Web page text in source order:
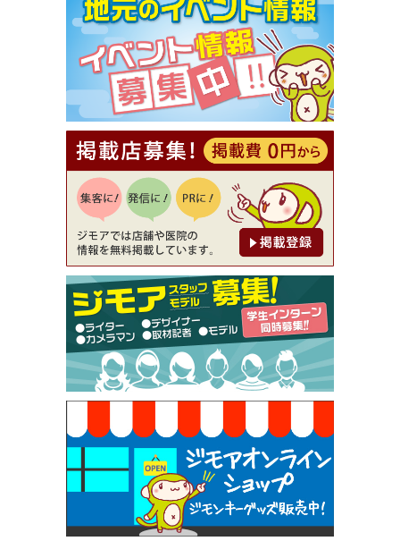
【ジモア限定①】初回割引 特価 VIO脱毛11,000円
⇒8,800円（メンズ専門ワックス脱毛サロン Mickle
（ミックル））
[有効期限]2026年9月30日
【ジモア読者特典2】コース 3,500円→3,000円（料
理5品+2時間飲み放題）（創作イタリアン Pia Cu
ore（ピアクオーレ））
[有効期限]2026年9月30日
【ジモア読者特典1】料理全品20％OFF ※18時以
降（創作イタリアン Pia Cuore（ピアクオーレ））
[有効期限]2026年9月30日
【ジモア限定②】初回割引 特価 鼻毛脱毛 半額 2,2
00円⇒1,100円（メンズ専門ワックス脱毛サロン Mi
ckle（ミックル））
[有効期限]2026年9月30日
【ジモア限定特典①】まつ毛カール 3,850円→ 2,7
50円（Premiere（プルミエール））
[有効期限]2026年9月30日
焼き餃子 一皿サービス（餃子酒場たっちゃん 西
早稲田店）
[有効期限]2026年9月30日